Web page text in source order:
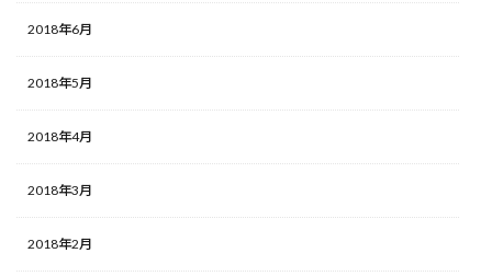
2018年6月
2018年5月
2018年4月
2018年3月
2018年2月